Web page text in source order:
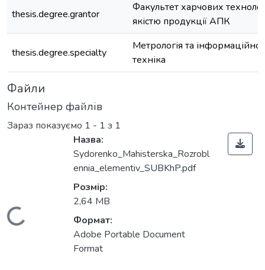
thesis.degree.grantor
Факультет харчових
якістю продукції АПК
thesis.degree.specialty
Метрологія та
техніка
Файли
Контейнер файлів
Зараз показуємо 1 - 1 з 1
Вантажиться...
Назва:
Sydorenko_Mahisterska_Rozrobl
ennia_elementiv_SUBKhP.pdf
Розмір:
2,64 MB
Формат:
Adobe Portable Document
Format